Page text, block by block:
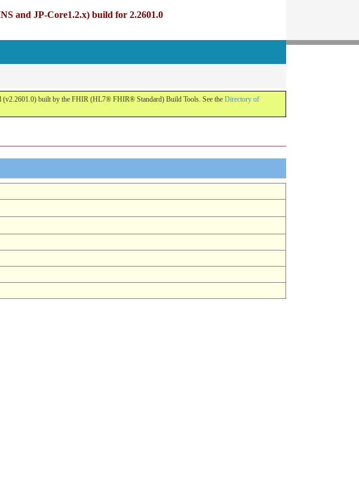
and JP-Core1.2.x) build for 2.2601.0
built by the FHIR (HL7® FHIR® Standard) Build Tools. See the Directory of